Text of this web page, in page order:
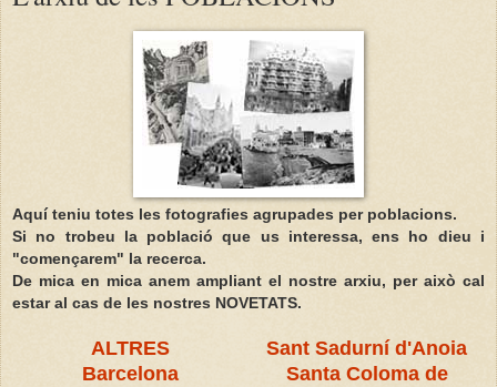
Aquí teniu totes les fotografies agrupades per poblacions.
Si no trobeu la població que us interessa, ens ho dieu i
"començarem" la recerca.
De mica en mica anem ampliant el nostre arxiu, per això cal
estar al cas de les nostres NOVETATS.
ALTRES
Barcelona
Sant Sadurní d'Anoia
Santa Coloma de